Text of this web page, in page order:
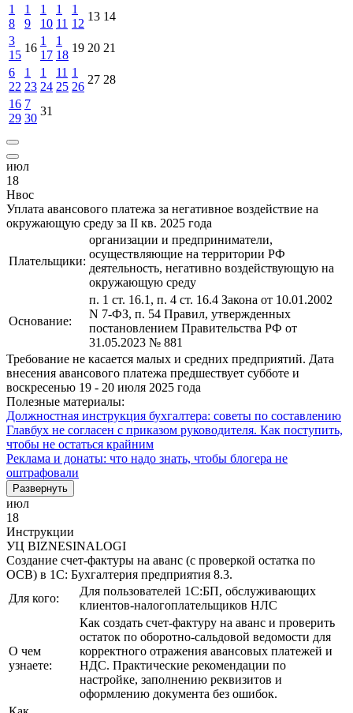
1
8
1
9
1
10
1
11
1
12
13 14
3
15
16
1
17
1
18
19 20 21
6
22
1
23
1
24
11
25
1
26
27 28
16
29
7
30
31
июл
18
Нвос
Уплата авансового платежа за негативное воздействие на
окружающую среду за II кв. 2025 года
Плательщики:
организации и предприниматели,
осуществляющие на территории РФ
деятельность, негативно воздействующую на
окружающую среду
Основание:
п. 1 ст. 16.1, п. 4 ст. 16.4 Закона от 10.01.2002
N 7-ФЗ, п. 54 Правил, утвержденных
постановлением Правительства РФ от
31.05.2023 № 881
Требование не касается малых и средних предприятий. Дата
внесения авансового платежа предшествует субботе и
воскресенью 19 - 20 июля 2025 года
Полезные материалы:
Должностная инструкция бухгалтера: советы по составлению
Главбух не согласен с приказом руководителя. Как поступить,
чтобы не остаться крайним
Реклама и донаты: что надо знать, чтобы блогера не
оштрафовали
Развернуть
июл
18
Инструкции
УЦ BIZNESINALOGI
Создание счет-фактуры на аванс (с проверкой остатка по
ОСВ) в 1С: Бухгалтерия предприятия 8.3.
Для кого:
Для пользователей 1С:БП, обслуживающих
клиентов-налогоплательщиков НЛС
О чем
узнаете:
Как создать счет-фактуру на аванс и проверить
остаток по оборотно-сальдовой ведомости для
корректного отражения авансовых платежей и
НДС. Практические рекомендации по
настройке, заполнению реквизитов и
оформлению документа без ошибок.